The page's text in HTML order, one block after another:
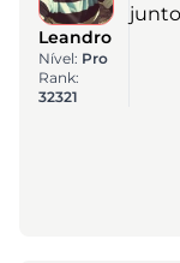
Leandro
Nível: Pro
Rank:
32321